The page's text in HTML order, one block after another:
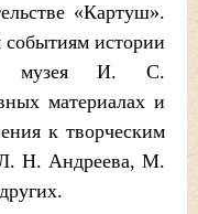
«Картуш».
истории
музея И. С.
материалах и
к творческим
Н. Андреева, М.